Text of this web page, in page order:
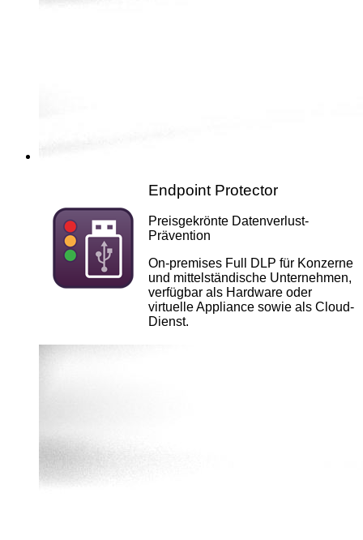
Endpoint Protector
Preisgekrönte Datenverlust-
Prävention
On-premises Full DLP für Konzerne
und mittelständische Unternehmen,
verfügbar als Hardware oder
virtuelle Appliance sowie als Cloud-
Dienst.